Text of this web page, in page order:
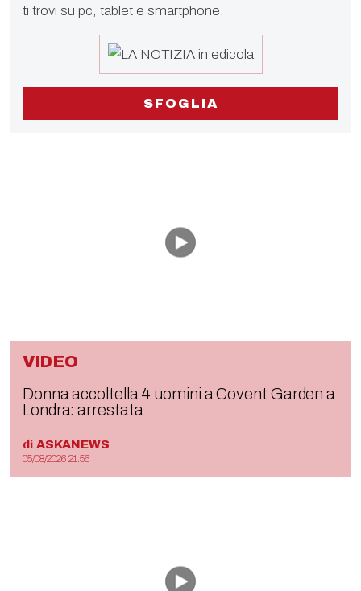
ti trovi su pc, tablet e smartphone.
SFOGLIA
VIDEO
Donna accoltella 4 uomini a Covent Garden a
Londra: arrestata
di ASKANEWS
05/08/2026 21:56